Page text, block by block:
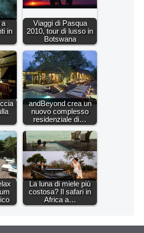
a
in
Viaggi di Pasqua
2010, tour di lusso in
Botswana
andBeyond crea un
nuovo complesso
residenziale di…
La luna di miele più
costosa? Il safari in
Africa a…